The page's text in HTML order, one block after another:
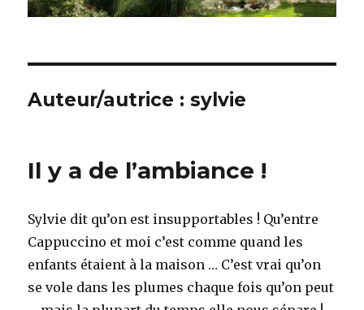
Auteur/autrice :sylvie
Il y a de l’ambiance !
Sylvie dit qu’on est insupportables ! Qu’entre
Cappuccino et moi c’est comme quand les
enfants étaient à la maison … C’est vrai qu’on
se vole dans les plumes chaque fois qu’on peut